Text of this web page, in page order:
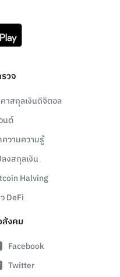
วจ
าสกุลเงินดิจิตอล
นต์
วามความรู้
งสกุลเงิน
Halving
DeFi
งคม
Facebook
Twitter